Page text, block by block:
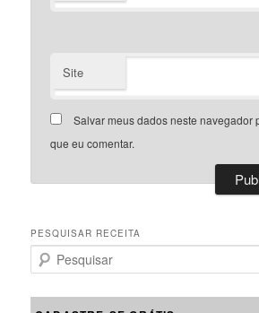
Site
Salvar meus dados neste navegador
que eu comentar.
PESQUISAR RECEITA
e